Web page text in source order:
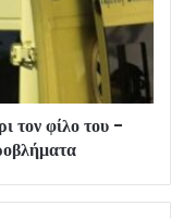
τον φίλο του -